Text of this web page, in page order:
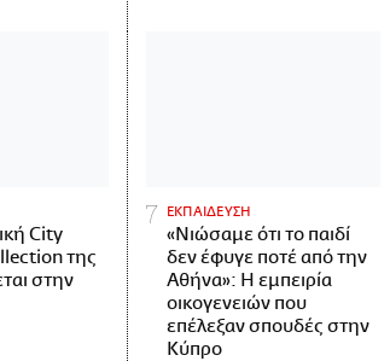
City
της
στην
ΕΚΠΑΙΔΕΥΣΗ
«Νιώσαμε ότι το παιδί
δεν έφυγε ποτέ από την
Αθήνα»: Η εμπειρία
οικογενειών που
επέλεξαν σπουδές στην
Κύπρο